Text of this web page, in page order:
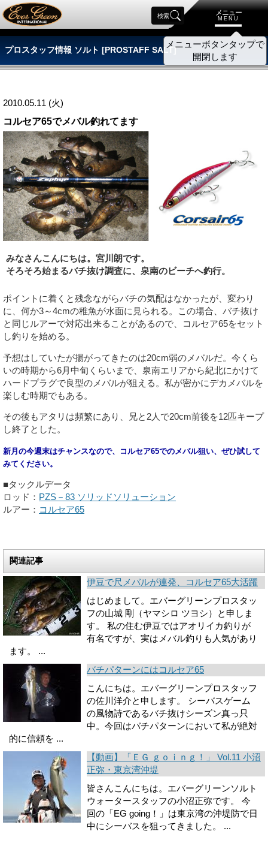
メニュー
MENU
検索
プロスタッフ情報 ソルト [PROSTAFF SALT]
2010.05.11 (火)
コルセア65でメバル釣れてます
みなさんこんにちは。宮川朗です。
そろそろ始まるバチ抜け調査に、泉南のビーチへ釣行。
ポイントに着くと残念ながらバチの気配はなかったが、変わり
に、何か3～4cmの稚魚が水面に見られる。この場合、バチ抜け
と同じルアーで対応出来ることがあるので、コルセア65をセット
し釣りを始める。
予想はしていたが揚がってきたのは20cm弱のメバルだ。今くら
いの時期から6月中旬くらいまで、泉南エリアから紀北にかけて
ハードプラグで良型のメバルが狙える。私が密かにデカメバルを
楽しむ時期でもある。
その後もアタリは頻繁にあり、兄と2人で20cm前後を12匹キープ
し終了とした。
新月の今週末はチャンスなので、コルセア65でのメバル狙い、ぜひ試して
みてください。
■タックルデータ
ロッド： PZS－83 ソリッドソリューション
ルアー： コルセア65
関連記事
伊豆で尺メバルが連発、コルセア65大活躍
はじめまして。エバーグリーンプロスタッ
フの山城 剛（ヤマシロ ツヨシ）と申しま
す。 私の住む伊豆ではアオリイカ釣りが
有名ですが、実はメバル釣りも人気があり
ます。 ...
バチパターンにはコルセア65
こんにちは。エバーグリーンプロスタッフ
の佐川洋介と申します。 シーバスゲーム
の風物詩であるバチ抜けシーズン真っ只
中。今回はバチパターンにおいて私が絶対
的に信頼を ...
【動画】「ＥＧ ｇｏｉｎｇ！」 Vol.11 小沼
正弥・東京湾沖堤
皆さんこんにちは。エバーグリーンソルト
ウォータースタッフの小沼正弥です。 今
回の「EG going！」は東京湾の沖堤防で日
中にシーバスを狙ってきました。 ...